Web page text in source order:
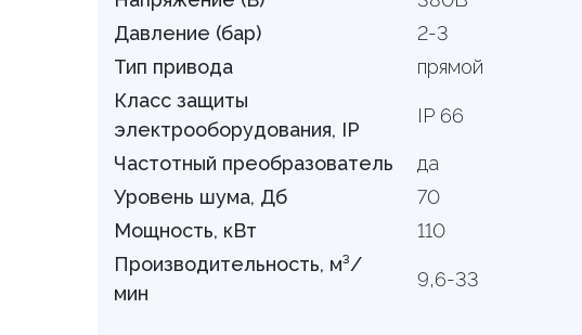
Давление (бар)
2-3
Тип привода
прямой
Класс защиты
электрооборудования, IP
IP 66
Частотный преобразователь
да
Уровень шума, Дб
70
Мощность, кВт
110
Производительность, м³/
мин
9,6-33